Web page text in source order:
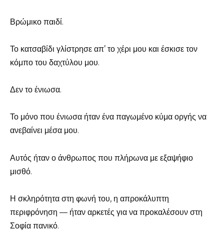
Βρώμικο παιδί.
Το κατσαβίδι γλίστρησε απ’ το χέρι μου και έσκισε τον
κόμπο του δαχτύλου μου.
Δεν το ένιωσα.
Το μόνο που ένιωσα ήταν ένα παγωμένο κύμα οργής να
ανεβαίνει μέσα μου.
Αυτός ήταν ο άνθρωπος που πλήρωνα με εξαψήφιο
μισθό.
Η σκληρότητα στη φωνή του, η απροκάλυπτη
περιφρόνηση — ήταν αρκετές για να προκαλέσουν στη
Σοφία πανικό.